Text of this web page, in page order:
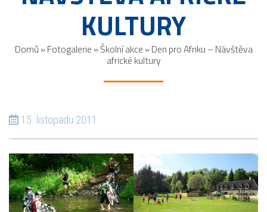
KULTURY
Domů »Fotogalerie »Školní akce »Den pro Afriku – Návštěva
africké kultury
15. listopadu 2011